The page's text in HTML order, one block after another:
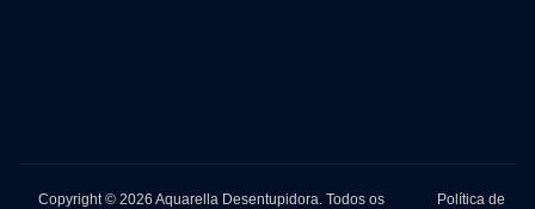
Copyright © 2026 Aquarella Desentupidora. Todos os
Política de